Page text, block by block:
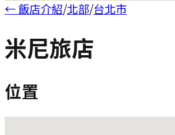
← 飯店介紹/北部/台北市
米尼旅店
位置